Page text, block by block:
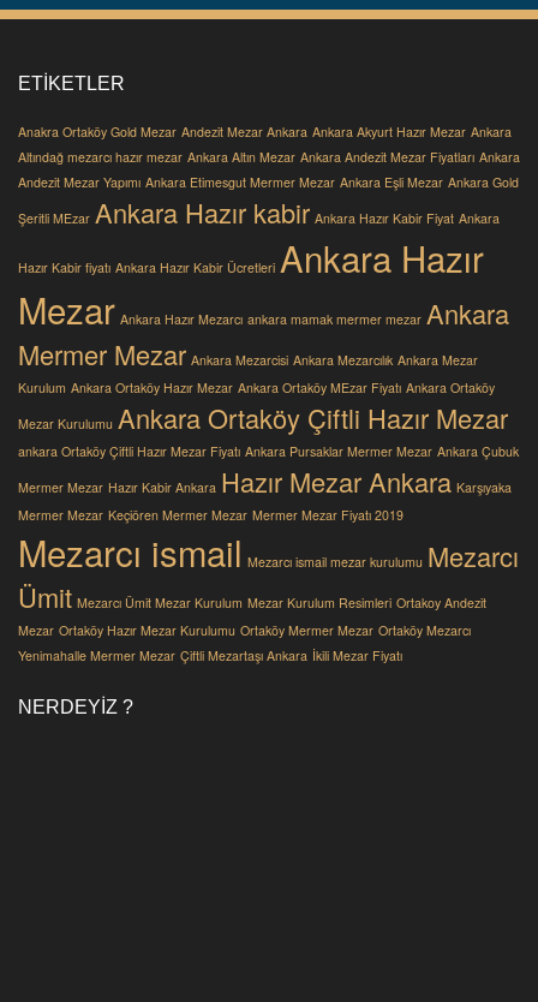
ETIKETLER
Anakra Ortaköy Gold Mezar Andezit Mezar Ankara Ankara Akyurt Hazır Mezar Ankara
Altındağ mezarcı hazır mezar Ankara Altın Mezar Ankara Andezit Mezar Fiyatları Ankara
Andezit Mezar Yapımı Ankara Etimesgut Mermer Mezar Ankara Eşli Mezar Ankara Gold
Şeritli MEzar Ankara Hazır kabir Ankara Hazır Kabir Fiyat Ankara
Hazır Kabir fiyatı Ankara Hazır Kabir Ücretleri Ankara Hazır
Mezar Ankara Hazır Mezarcı ankara mamak mermer mezar Ankara
Mermer Mezar Ankara Mezarcisi Ankara Mezarcılık Ankara Mezar
Kurulum Ankara Ortaköy Hazır Mezar Ankara Ortaköy MEzar Fiyatı Ankara Ortaköy
Mezar Kurulumu Ankara Ortaköy Çiftli Hazır Mezar
ankara Ortaköy Çiftli Hazır Mezar Fiyatı Ankara Pursaklar Mermer Mezar Ankara Çubuk
Mermer Mezar Hazır Kabir Ankara Hazır Mezar Ankara Karşıyaka
Mermer Mezar Keçiören Mermer Mezar Mermer Mezar Fiyatı 2019
Mezarcı ismail Mezarcı ismail mezar kurulumu Mezarcı
Ümit Mezarcı Ümit Mezar Kurulum Mezar Kurulum Resimleri Ortakoy Andezit
Mezar Ortaköy Hazır Mezar Kurulumu Ortaköy Mermer Mezar Ortaköy Mezarcı
Yenimahalle Mermer Mezar Çiftli Mezartaşı Ankara İkili Mezar Fiyatı
NERDEYIZ ?